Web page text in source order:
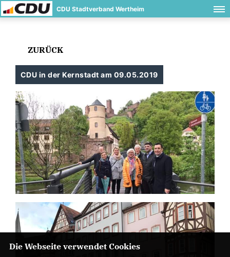
CDU Stadtverband Wertheim
ZURÜCK
CDU in der Kernstadt am 09.05.2019
Die Webseite verwendet Cookies